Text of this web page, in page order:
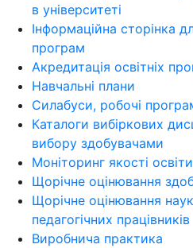
в університеті
Інформаційна сторінка
програм
Акредитація освітніх
Навчальні плани
Силабуси, робочі
Каталоги вибіркових
вибору здобувачами
Моніторинг якості
Щорічне оцінювання
Щорічне оцінювання
педагогічних працівників
Виробнича практика